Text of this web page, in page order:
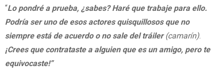
“Lo pondré a prueba, ¿sabes? Haré que trabaje para ello.
Podría ser uno de esos actores quisquillosos que no
siempre está de acuerdo o no sale del tráiler(camarín).
¡Crees que contrataste a alguien que es un amigo, pero te
equivocaste!”